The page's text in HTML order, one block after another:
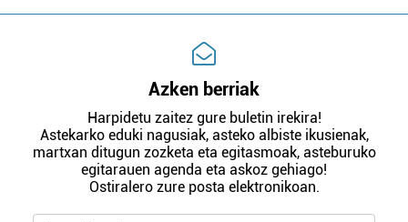
Azken berriak
Harpidetu zaitez gure buletin irekira!
Astekarko eduki nagusiak, asteko albiste ikusienak,
martxan ditugun zozketa eta egitasmoak, asteburuko
egitarauen agenda eta askoz gehiago!
Ostiralero zure posta elektronikoan.